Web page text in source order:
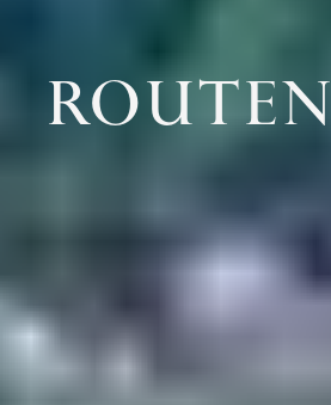
ROUTEN